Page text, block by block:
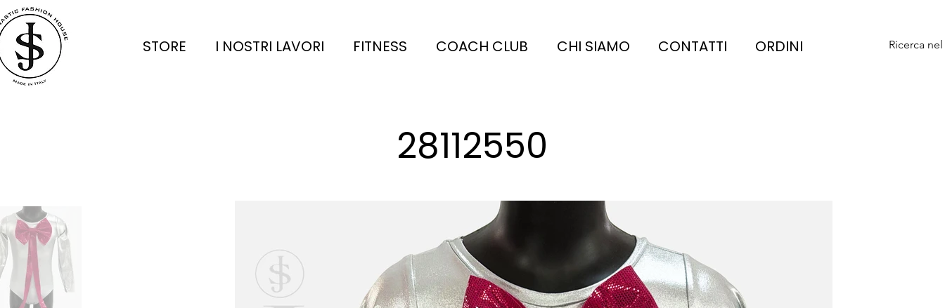
STORE I NOSTRI LAVORI FITNESS COACH CLUB CHI SIAMO CONTATTI ORDINI Ricerca
28112550